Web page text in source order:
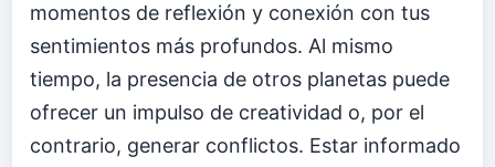
momentos de reflexión y conexión con tus
sentimientos más profundos. Al mismo
tiempo, la presencia de otros planetas puede
ofrecer un impulso de creatividad o, por el
contrario, generar conflictos. Estar informado